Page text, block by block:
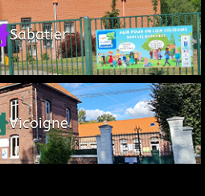
Sabatier
Vicoigne